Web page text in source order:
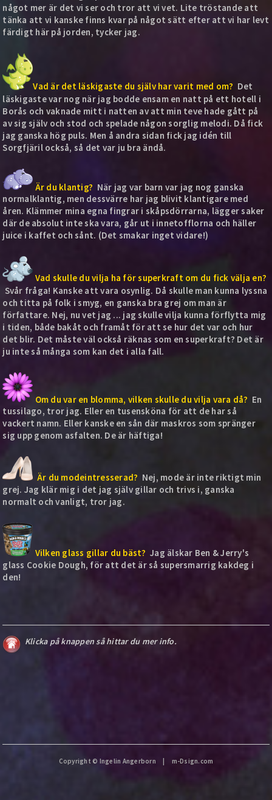
något mer är det vi ser och tror att vi vet. Lite tröstande att
tänka att vi kanske finns kvar på något sätt efter att vi har levt
färdigt här på jorden, tycker jag.
Vad är det läskigaste du själv har varit med om? Det
läskigaste var nog när jag bodde ensam en natt på ett hotell i
Borås och vaknade mitt i natten av att min teve hade gått på
av sig själv och stod och spelade någon sorglig melodi. Då fick
jag ganska hög puls. Men å andra sidan fick jag idén till
Sorgfjäril också, så det var ju bra ändå.
Är du klantig? När jag var barn var jag nog ganska
normalklantig, men dessvärre har jag blivit klantigare med
åren. Klämmer mina egna fingrar i skåpsdörrarna, lägger saker
där de absolut inte ska vara, går ut i innetofflorna och häller
juice i kaffet och sånt. (Det smakar inget vidare!)
Vad skulle du vilja ha för superkraft om du fick välja en?
Svår fråga! Kanske att vara osynlig. Då skulle man kunna lyssna
och titta på folk i smyg, en ganska bra grej om man är
författare. Nej, nu vet jag ... jag skulle vilja kunna förflytta mig
i tiden, både bakåt och framåt för att se hur det var och hur
det blir. Det måste väl också räknas som en superkraft? Det är
ju inte så många som kan det i alla fall.
Om du var en blomma, vilken skulle du vilja vara då? En
tussilago, tror jag. Eller en tusensköna för att de har så
vackert namn. Eller kanske en sån där maskros som spränger
sig upp genom asfalten. De är häftiga!
Är du modeintresserad? Nej, mode är inte riktigt min
grej. Jag klär mig i det jag själv gillar och trivs i, ganska
normalt och vanligt, tror jag.
Vilken glass gillar du bäst? Jag älskar Ben & Jerry's
glass Cookie Dough, för att det är så supersmarrig kakdeg i
den!
Klicka på knappen så hittar du mer info.
Copyright © Ingelin Angerborn | m-Dsign.com